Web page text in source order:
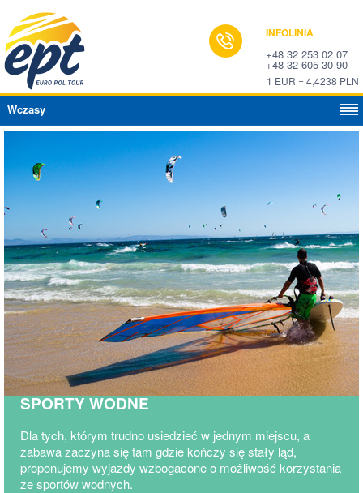
INFOLINIA
+48 32 253 02 07
+48 32 605 30 90
1 EUR = 4,4238 PLN
Wczasy
SPORTY WODNE
Dla tych, którym trudno usiedzieć w jednym miejscu, a
zabawa zaczyna się tam gdzie kończy się stały ląd,
proponujemy wyjazdy wzbogacone o możliwość korzystania
ze sportów wodnych.